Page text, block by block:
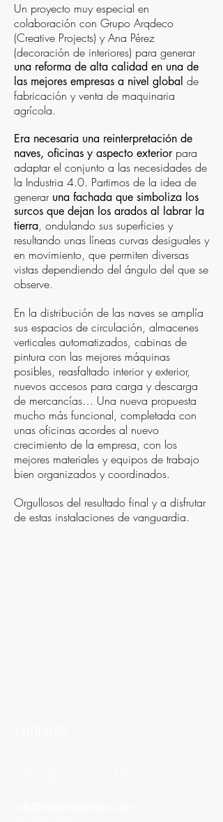
Un proyecto muy especial en
colaboración con Grupo Arqdeco
(Creative Projects) y Ana Pérez
(decoración de interiores) para generar
una reforma de alta calidad en una de
las mejores empresas a nivel global de
fabricación y venta de maquinaria
agrícola.
Era necesaria una reinterpretación de
naves, oficinas y aspecto exteriorpara
adaptar el conjunto a las necesidades de
la Industria 4.0. Partimos de la idea de
generar una fachada que simboliza los
surcos que dejan los arados al labrar la
tierra, ondulando sus superficies y
resultando unas líneas curvas desiguales y
en movimiento, que permiten diversas
vistas dependiendo del ángulo del que se
observe.
En la distribución de las naves se amplía
sus espacios de circulación, almacenes
verticales automatizados, cabinas de
pintura con las mejores máquinas
posibles, reasfaltado interior y exterior,
nuevos accesos para carga y descarga
de mercancías… Una nueva propuesta
mucho más funcional, completada con
unas oficinas acordes al nuevo
crecimiento de la empresa, con los
mejores materiales y equipos de trabajo
bien organizados y coordinados.
Orgullosos del resultado final y a disfrutar
de estas instalaciones de vanguardia.